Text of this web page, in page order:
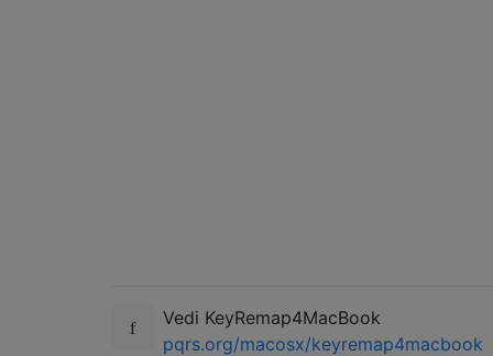
Vedi KeyRemap4MacBook
pqrs.org/macosx/keyremap4macbook